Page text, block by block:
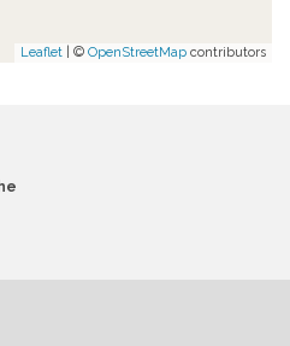
Leaflet | © OpenStreetMap contributors